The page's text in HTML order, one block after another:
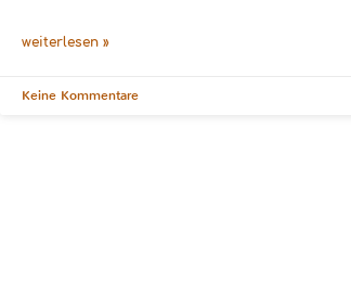
weiterlesen »
Keine Kommentare